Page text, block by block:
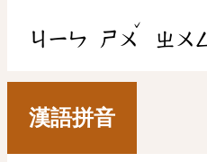
ㄐㄧㄣ ㄕㄨ
ˇ
ㄓㄨㄥ
漢語拼音